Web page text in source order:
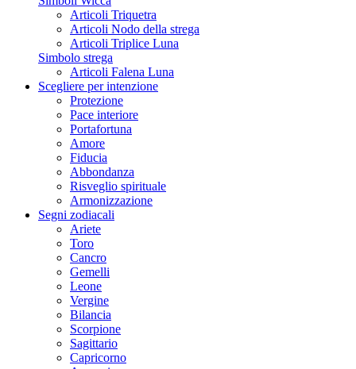
Articoli Triquetra
Articoli Nodo della strega
Articoli Triplice Luna
Simbolo strega
Articoli Falena Luna
Scegliere per intenzione
Protezione
Pace interiore
Portafortuna
Amore
Fiducia
Abbondanza
Risveglio spirituale
Armonizzazione
Segni zodiacali
Ariete
Toro
Cancro
Gemelli
Leone
Vergine
Bilancia
Scorpione
Sagittario
Capricorno